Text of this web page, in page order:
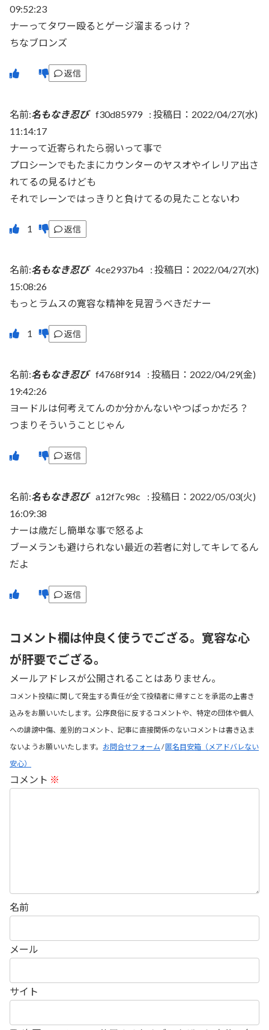
09:52:23
ナーってタワー殴るとゲージ溜まるっけ？
ちなブロンズ
返信
名前:名もなき忍び f30d85979 : 投稿日：2022/04/27(水)
11:14:17
ナーって近寄られたら弱いって事で
プロシーンでもたまにカウンターのヤスオやイレリア出さ
れてるの見るけども
それでレーンではっきりと負けてるの見たことないわ
返信
名前:名もなき忍び 4ce2937b4 : 投稿日：2022/04/27(水)
15:08:26
もっとラムスの寛容な精神を見習うべきだナー
返信
名前:名もなき忍び f4768f914 : 投稿日：2022/04/29(金)
19:42:26
ヨードルは何考えてんのか分かんないやつばっかだろ？
つまりそういうことじゃん
返信
名前:名もなき忍び a12f7c98c : 投稿日：2022/05/03(火)
16:09:38
ナーは歳だし簡単な事で怒るよ
ブーメランも避けられない最近の若者に対してキレてるん
だよ
返信
コメント欄は仲良く使うでござる。寛容な心
が肝要でござる。
メールアドレスが公開されることはありません。
コメント投稿に関して発生する責任が全て投稿者に帰すことを承諾の上書き
込みをお願いいたします。公序良俗に反するコメントや、特定の団体や個人
への誹謗中傷、差別的コメント、記事に直接関係のないコメントは書き込ま
ないようお願いいたします。 お問合せフォーム /匿名目安箱（メアドバレない
安心）
コメント ※
名前
メール
サイト